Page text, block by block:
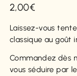
2,00€
Laissez-vous
classique au goût
Commandez dès
vous séduire par